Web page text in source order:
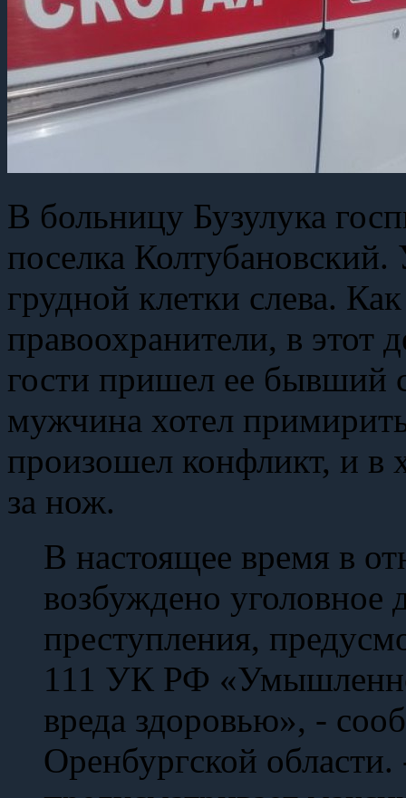
В больницу Бузулука
поселка Колтубановский.
грудной клетки слева.
правоохранители, в этот
гости пришел ее бывший
мужчина хотел
произошел конфликт, и в
за нож.
В настоящее время в
возбуждено уголовное
преступления,
111 УК РФ
вреда здоровью», -
Оренбургской